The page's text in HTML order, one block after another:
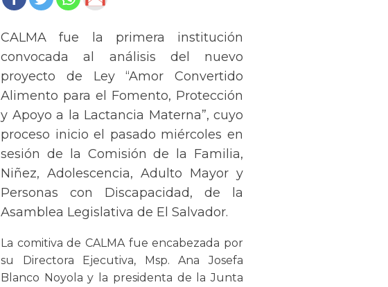
CALMA fue la primera institución
convocada al análisis del nuevo
proyecto de Ley “Amor Convertido
Alimento para el Fomento, Protección
y Apoyo a la Lactancia Materna”, cuyo
proceso inicio el pasado miércoles en
sesión de la Comisión de la Familia,
Niñez, Adolescencia, Adulto Mayor y
Personas con Discapacidad, de la
Asamblea Legislativa de El Salvador.
La comitiva de CALMA fue encabezada por
su Directora Ejecutiva, Msp. Ana Josefa
Blanco Noyola y la presidenta de la Junta